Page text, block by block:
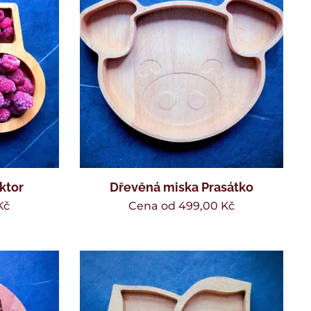
Dřevěná miska Prasátko
Cena od 499,00 Kč